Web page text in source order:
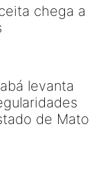
chega a
levanta
de Mato